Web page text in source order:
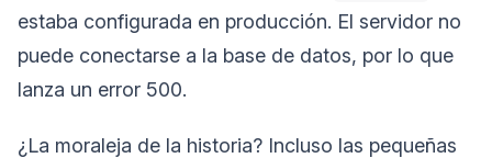
estaba configurada en producción. El servidor no
puede conectarse a la base de datos, por lo que
lanza un error 500.
¿La moraleja de la historia? Incluso las pequeñas